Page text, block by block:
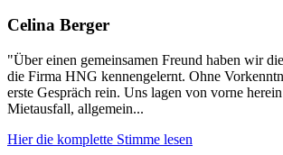
Celina Berger
"Über einen gemeinsamen Freund haben wir
die Firma HNG kennengelernt. Ohne
erste Gespräch rein. Uns lagen von vorne
Mietausfall, allgemein...
Hier die komplette Stimme lesen